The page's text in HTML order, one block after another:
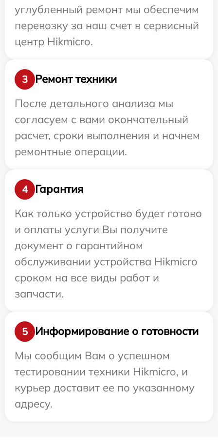
углубленный ремонт мы обеспечим
перевозку за наш счет в сервисный
центр Hikmicro.
3
Ремонт техники
После детального анализа мы
согласуем с вами окончательный
расчет, сроки выполнения и начнем
ремонтные операции.
4
Гарантия
Как только устройство будет готово
и оплаты услуги Вы получите
документ о гарантийном
обслуживании устройства Hikmicro
сроком на все виды работ и
запчасти.
5
Информирование о готовности
Мы сообщим Вам о успешном
тестировании техники Hikmicro, и
курьер доставит ее по указанному
адресу.